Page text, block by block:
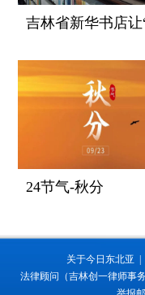
吉林省新华书店让
字号”焕发新生机
24节气-秋分
关于今日东北亚 |
法律顾问（吉林创一律师事